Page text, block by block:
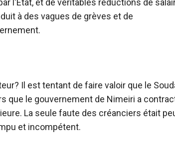
l'État, et de véritables réductions de
à des vagues de grèves et de
Il est tentant de faire valoir que le
que le gouvernement de Nimeiri a
La seule faute des créanciers était
et incompétent.